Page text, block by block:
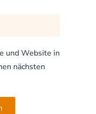
und Website in
nächsten